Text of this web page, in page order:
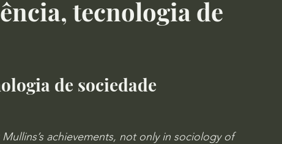
tecnologia de
de sociedade
achievements, not only in sociology of